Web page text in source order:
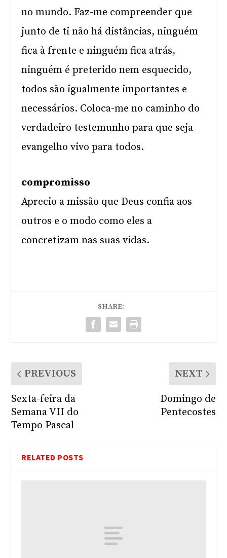
no mundo. Faz-me compreender que
junto de ti não há distâncias, ninguém
fica à frente e ninguém fica atrás,
ninguém é preterido nem esquecido,
todos são igualmente importantes e
necessários. Coloca-me no caminho do
verdadeiro testemunho para que seja
evangelho vivo para todos.
compromisso
Aprecio a missão que Deus confia aos
outros e o modo como eles a
concretizam nas suas vidas.
SHARE:
PREVIOUS
Sexta-feira da
Semana VII do
Tempo Pascal
NEXT
Domingo de
Pentecostes
RELATED POSTS